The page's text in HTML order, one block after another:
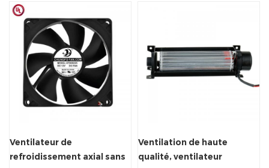
étanche
Ventilateur de
refroidissement axial sans
Ventilation de haute
qualité, ventilateur